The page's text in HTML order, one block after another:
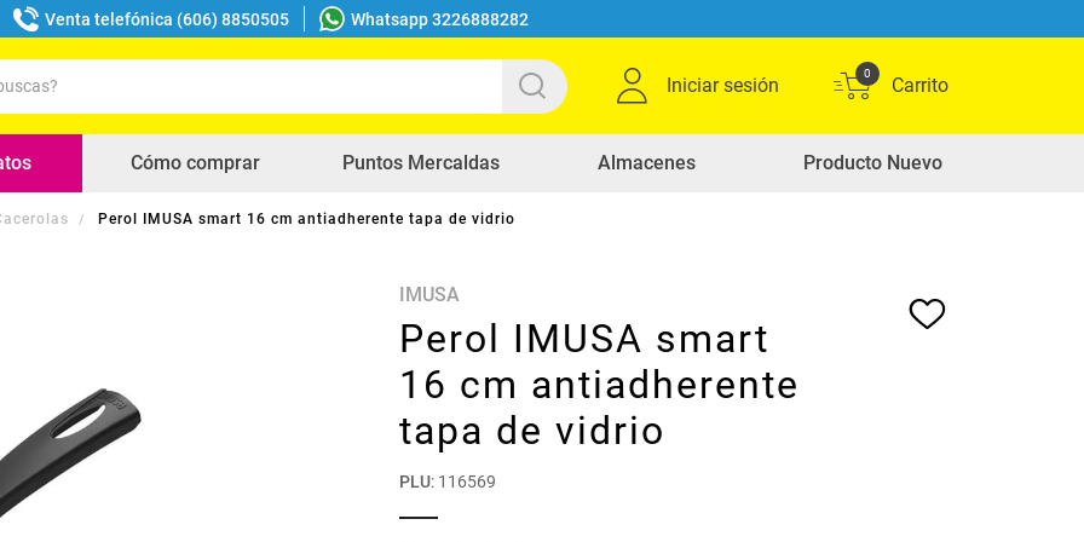
Venta telefónica (606) 8850505 Whatsapp 3226888282
Iniciar sesión
0
Cómo comprar Puntos Mercaldas Almacenes Producto Nuevo
Perol IMUSA smart 16 cm antiadherente tapa de vidrio
IMUSA
Perol IMUSA smart
16 cm antiadherente
tapa de vidrio
PLU: 116569
buscados